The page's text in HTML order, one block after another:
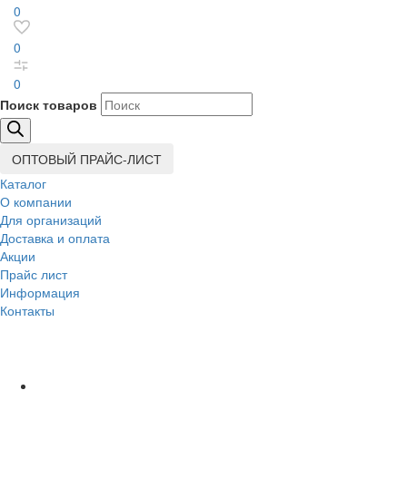
0
0
0
Поиск товаров
ОПТОВЫЙ ПРАЙС-ЛИСТ
Каталог
О компании
Для организаций
Доставка и оплата
Акции
Прайс лист
Информация
Контакты